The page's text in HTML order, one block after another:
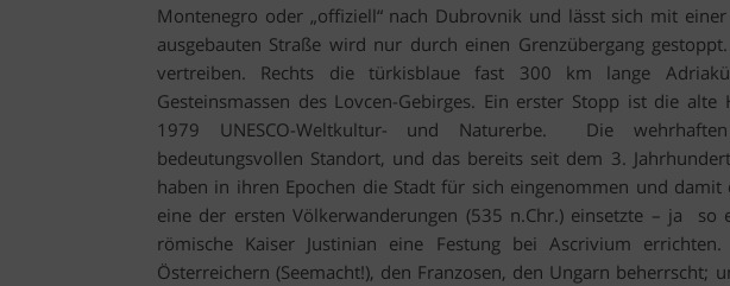
Montenegro oder „offiziell“ nach Dubrovnik und lässt sich mit
ausgebauten Straße wird nur durch einen Grenzübergang
vertreiben. Rechts die türkisblaue fast 300 km lange
Gesteinsmassen des Lovcen-Gebirges. Ein erster Stopp ist die
1979 UNESCO-Weltkultur- und Naturerbe. Die
bedeutungsvollen Standort, und das bereits seit dem 3.
haben in ihren Epochen die Stadt für sich eingenommen und damit
eine der ersten Völkerwanderungen (535 n.Chr.) einsetzte – ja so
römische Kaiser Justinian eine Festung bei Ascrivium
Österreichern (Seemacht!), den Franzosen, den Ungarn beherrscht;